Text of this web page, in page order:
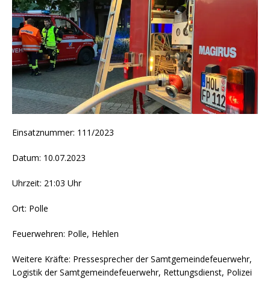
Einsatznummer: 111/2023
Datum: 10.07.2023
Uhrzeit: 21:03 Uhr
Ort: Polle
Feuerwehren: Polle, Hehlen
Weitere Kräfte: Pressesprecher der Samtgemeindefeuerwehr,
Logistik der Samtgemeindefeuerwehr, Rettungsdienst, Polizei